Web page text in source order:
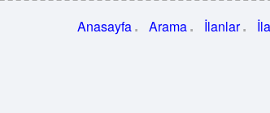
Anasayfa Arama İlanlar